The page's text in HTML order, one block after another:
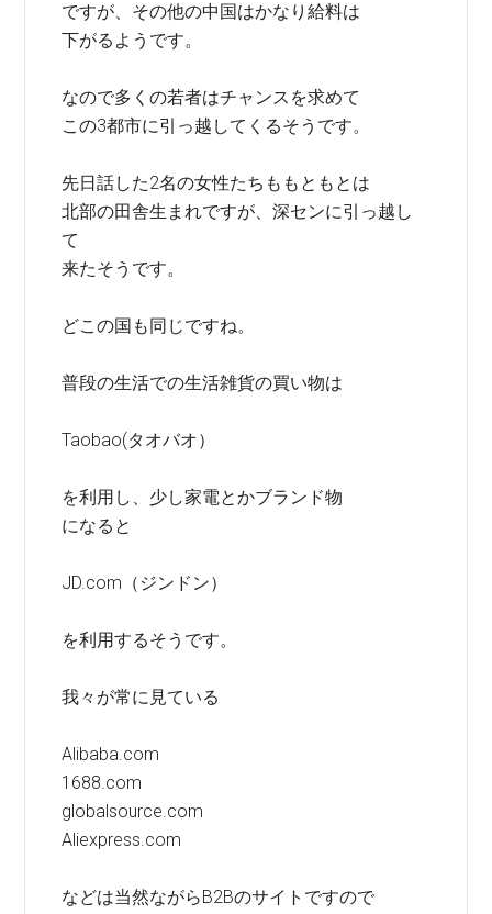
ですが、その他の中国はかなり給料は
下がるようです。
なので多くの若者はチャンスを求めて
この3都市に引っ越してくるそうです。
先日話した2名の女性たちももともとは
北部の田舎生まれですが、深センに引っ越し
て
来たそうです。
どこの国も同じですね。
普段の生活での生活雑貨の買い物は
Taobao(タオバオ）
を利用し、少し家電とかブランド物
になると
JD.com（ジンドン）
を利用するそうです。
我々が常に見ている
Alibaba.com
1688.com
globalsource.com
Aliexpress.com
などは当然ながらB2Bのサイトですので